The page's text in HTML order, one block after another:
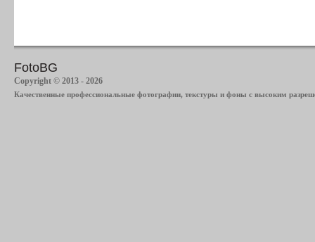
FotoBG
Copyright © 2013 - 2026
Качественные профессиональные фотографии, текстуры и фоны с высоким